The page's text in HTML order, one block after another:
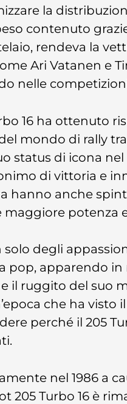
la
contenuto
rendeva la
Ari Vatanen e
nelle
16 ha ottenuto
mondo di rally tra
status di icona
di vittoria e
hanno anche
potenza
solo degli
pop, apparendo
il ruggito del suo
che ha visto
perché il 205
nel 1986 a
205 Turbo 16 è